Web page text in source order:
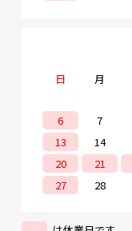
日 月
6
7
13
14
20
21
27
28